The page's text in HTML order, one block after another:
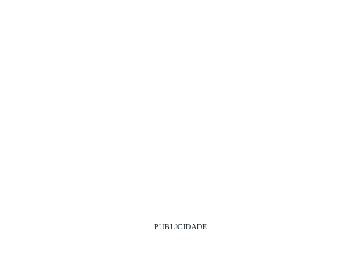
PUBLICIDADE